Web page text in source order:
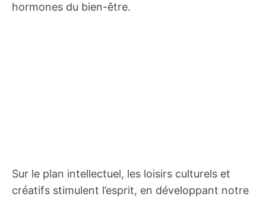
hormones du bien-être.
Sur le plan intellectuel, les loisirs culturels et
créatifs stimulent l’esprit, en développant notre